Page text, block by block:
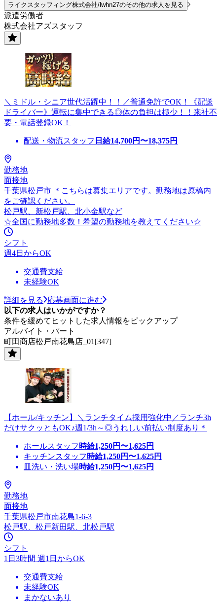
ライクスタッフィング株式会社/lwhn27のその他の求人を見る
派遣労働者
株式会社アズスタッフ
＼ミドル・シニア世代活躍中！！／普通免許でOK！《配送
ドライバー》運転に集中できる◎体の負担は極少！！来社不
要・電話登録OK！
配送・物流スタッフ 日給14,700円〜18,375円
勤務地
面接地
千葉県松戸市 ＊こちらは募集エリアです。勤務地は原稿内
をご確認ください。
松戸駅、新松戸駅、北小金駅など
☆全国に勤務地多数！希望の勤務地を教えてください☆
シフト
週4日からOK
交通費支給
未経験OK
詳細を見る
応募画面に進む
以下の求人はいかがですか？
条件を緩めてヒットした求人情報をピックアップ
アルバイト・パート
町田商店松戸南花島店_01[347]
【ホール/キッチン】＼ランチタイム採用強化中／ランチ3h
だけサクッともOK♪週1/3h～◎うれしい前払い制度あり＊
ホールスタッフ 時給1,250円〜1,625円
キッチンスタッフ 時給1,250円〜1,625円
皿洗い・洗い場時給1,250円〜1,625円
勤務地
面接地
千葉県松戸市南花島1-6-3
松戸駅、松戸新田駅、北松戸駅
シフト
1日3時間 週1日からOK
交通費支給
未経験OK
まかないあり